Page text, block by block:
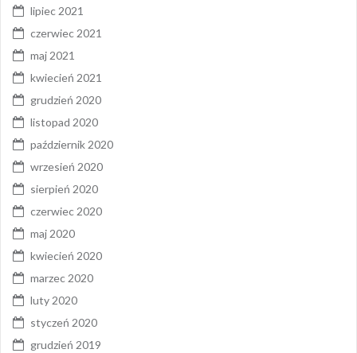
lipiec 2021
czerwiec 2021
maj 2021
kwiecień 2021
grudzień 2020
listopad 2020
październik 2020
wrzesień 2020
sierpień 2020
czerwiec 2020
maj 2020
kwiecień 2020
marzec 2020
luty 2020
styczeń 2020
grudzień 2019